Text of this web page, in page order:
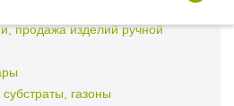
продажа изделий ручной
газоны